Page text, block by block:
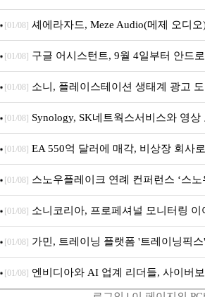
지 담은 ‘헤리티지 에디션 컬렉션’ 공개
[01/08] 셰에라자드, Meze Audio(메제 오디오
[01/08] 구글 어시스턴트, 9월 4일부터 안드
차 서비스 종료
[01/08] 소니, 플레이스테이션 생태계 광고
[01/08] Synology, SK네트웍스서비스와 영
판매 파트너십 체결
[01/08] EA 550억 달러에 매각, 비상장 회사
전망
[01/08] 스노우플레이크 연례 컨퍼런스 ‘스
서울’ 개최
[01/08] 소니코리아, 프로페셔널 모니터링 이
[01/08] 가민, 트레이닝 플랫폼 '트레이닝픽
수로 선수와 코치에 맞춤형 훈련 지원 확대
[01/08] 엔비디아와 AI 업계 리더들, 사이버